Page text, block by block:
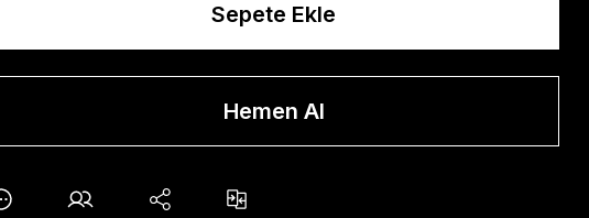
Sepete Ekle
Hemen Al